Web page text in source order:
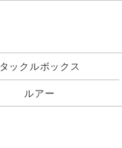
タックルボックス
ルアー